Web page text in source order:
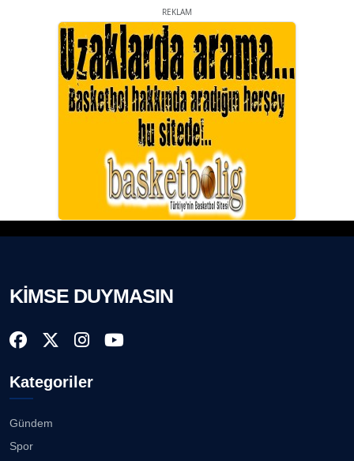
REKLAM
KİMSE DUYMASIN
Kategoriler
Gündem
Spor